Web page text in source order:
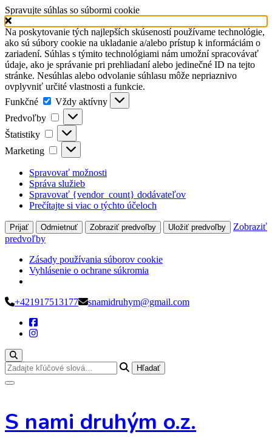
Spravujte súhlas so súbormi cookie
Na poskytovanie tých najlepších skúseností používame technológie,
ako sú súbory cookie na ukladanie a/alebo prístup k informáciám o
zariadení. Súhlas s týmito technológiami nám umožní spracovávať
údaje, ako je správanie pri prehliadaní alebo jedinečné ID na tejto
stránke. Nesúhlas alebo odvolanie súhlasu môže nepriaznivo
ovplyvniť určité vlastnosti a funkcie.
Funkčné
Funkčné
Vždy aktívny
Predvoľby
Predvoľby
Štatistiky Štatistiky
Marketing Marketing
Spravovať možnosti
Správa služieb
Spravovať {vendor_count} dodávateľov
Prečítajte si viac o týchto účeloch
Prijať Odmietnuť Zobraziť predvoľby Uložiť predvoľby
Zobraziť
predvoľby
Zásady používania súborov cookie
Vyhlásenie o ochrane súkromia
Preskoč
obsah
+421917513177 snamidruhym@gmail.com
Hľadáte
niečo?
S nami druhým o.z.